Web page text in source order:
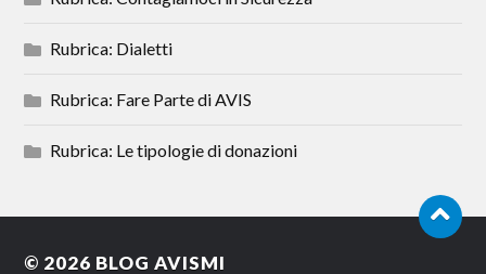
Rubrica: Dialetti
Rubrica: Fare Parte di AVIS
Rubrica: Le tipologie di donazioni
© 2026 BLOG AVISMI